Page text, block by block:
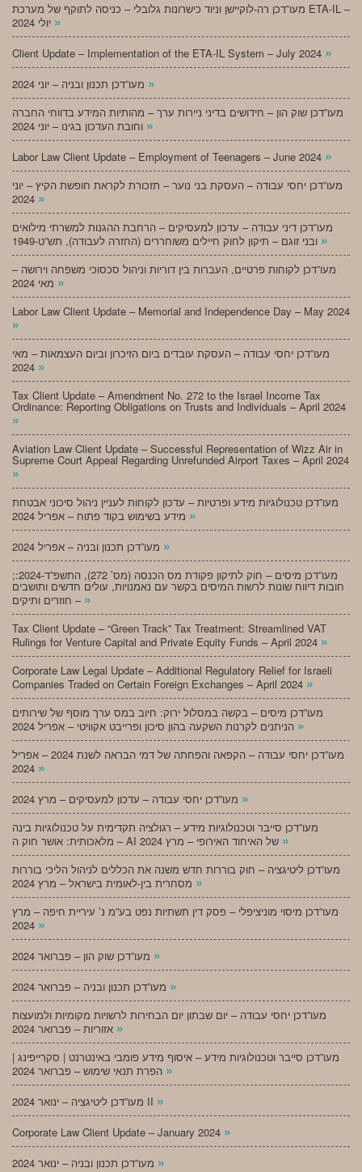
מעו”דכן רה-לוקיישן וניוד כישרונות גלובלי – כניסה לתוקף של מערכת ETA-IL –
»
Client Update – Implementation of the ETA-IL System – July 2024 »
»
מעו”דכן שוק הון – חידושים בדיני ניירות ערך – מהותיות המידע בדווחי החברה
»
Labor Law Client Update – Employment of Teenagers – June 2024 »
מעו”דכן יחסי עבודה – העסקת בני נוער – תזכורת לקראת חופשת הקיץ – יוני
»
מעו”דכן דיני עבודה – עדכון למעסיקים – הרחבת ההגנות למשרתי מילואים
»
מעו”דכן לקוחות פרטיים, העברות בין דוריות וניהול סכסוכי משפחה וירושה –
»
Labor Law Client Update – Memorial and Independence Day – May 2024
»
מעו”דכן יחסי עבודה – העסקת עובדים ביום הזיכרון וביום העצמאות – מאי
»
Tax Client Update – Amendment No. 272 to the Israel Income Tax
Ordinance: Reporting Obligations on Trusts and Individuals – April 2024
»
Aviation Law Client Update – Successful Representation of Wizz Air in
Supreme Court Appeal Regarding Unrefunded Airport Taxes – April 2024
»
מעו”דכן טכנולוגיות מידע ופרטיות – עדכון לקוחות לעניין ניהול סיכוני אבטחת
»
»
;מעו”דכן מיסים – חוק לתיקון פקודת מס הכנסה (מס’ 272), התשפ”ד-2024:
חובות דיווח שונות לרשות המיסים בקשר עם נאמנויות, עולים חדשים ותושבים
חוזרים ותיקים – »
Tax Client Update – “Green Track” Tax Treatment: Streamlined VAT
Rulings for Venture Capital and Private Equity Funds – April 2024 »
Corporate Law Legal Update – Additional Regulatory Relief for Israeli
Companies Traded on Certain Foreign Exchanges – April 2024 »
מעו”דכן מיסים – בקשה במסלול ירוק: חיוב במס ערך מוסף של שירותים
»
מעו”דכן יחסי עבודה – הקפאה והפחתה של דמי הבראה לשנת 2024 – אפריל
»
»
מעו”דכן סייבר וטכנולוגיות מידע – רגולציה תקדימית על טכנולוגיות בינה
»
מעו”דכן ליטיגציה – חוק בוררות חדש משנה את הכללים לניהול הליכי בוררות
»
מעו”דכן מיסוי מוניציפלי – פסק דין תשתיות נפט בע”מ נ’ עיריית חיפה – מרץ
»
»
»
מעו”דכן יחסי עבודה – יום שבתון יום הבחירות לרשויות מקומיות ולמועצות
»
מעו”דכן סייבר וטכנולוגיות מידע – איסוף מידע פומבי באינטרנט | סקרייפינג |
»
מעו”דכן ליטיגציה – ינואר 2024 II »
Corporate Law Client Update – January 2024 »
»